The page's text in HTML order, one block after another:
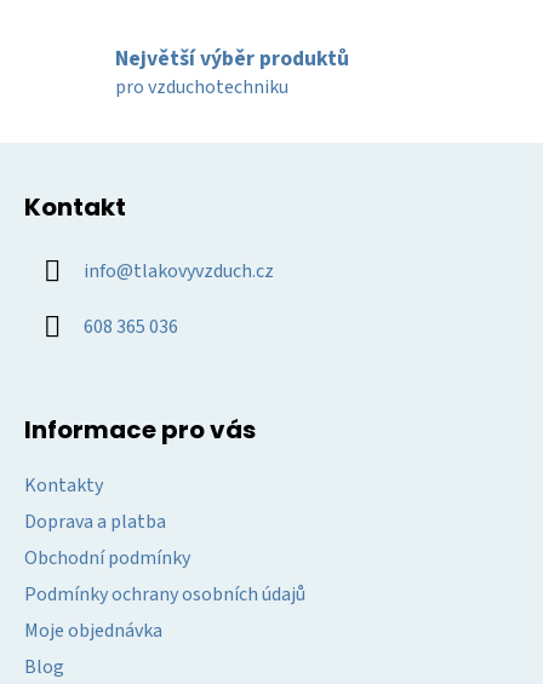
Největší výběr produktů
pro vzduchotechniku
Kontakt
info@tlakovyvzduch.cz
608 365 036
Informace pro vás
Kontakty
Doprava a platba
Obchodní podmínky
Podmínky ochrany osobních údajů
Moje objednávka
Blog